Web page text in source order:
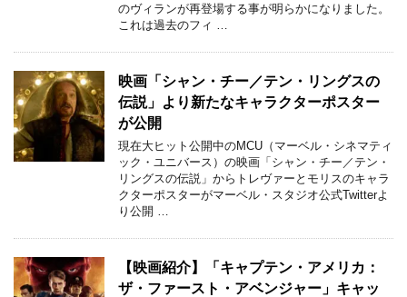
のヴィランが再登場する事が明らかになりました。
これは過去のフィ …
映画「シャン・チー／テン・リングスの
伝説」より新たなキャラクターポスター
が公開
現在大ヒット公開中のMCU（マーベル・シネマティ
ック・ユニバース）の映画「シャン・チー／テン・
リングスの伝説」からトレヴァーとモリスのキャラ
クターポスターがマーベル・スタジオ公式Twitterよ
り公開 …
【映画紹介】「キャプテン・アメリカ：
ザ・ファースト・アベンジャー」キャッ